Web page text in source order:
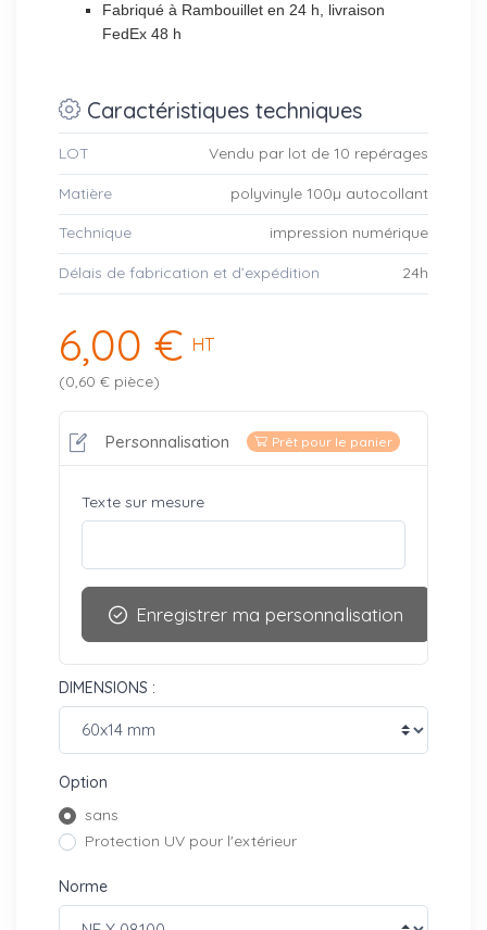
Fabriqué à Rambouillet en 24 h, livraison
FedEx 48 h
Caractéristiques techniques
LOT Vendu par lot de 10 repérages
Matière polyvinyle 100µ autocollant
Technique impression numérique
Délais de fabrication et d’expédition 24h
6,00 € HT
(0,60 € pièce)
Personnalisation Prêt pour le panier
Texte sur mesure
Enregistrer ma personnalisation
DIMENSIONS :
Option
sans
Protection UV pour l'extérieur
Norme